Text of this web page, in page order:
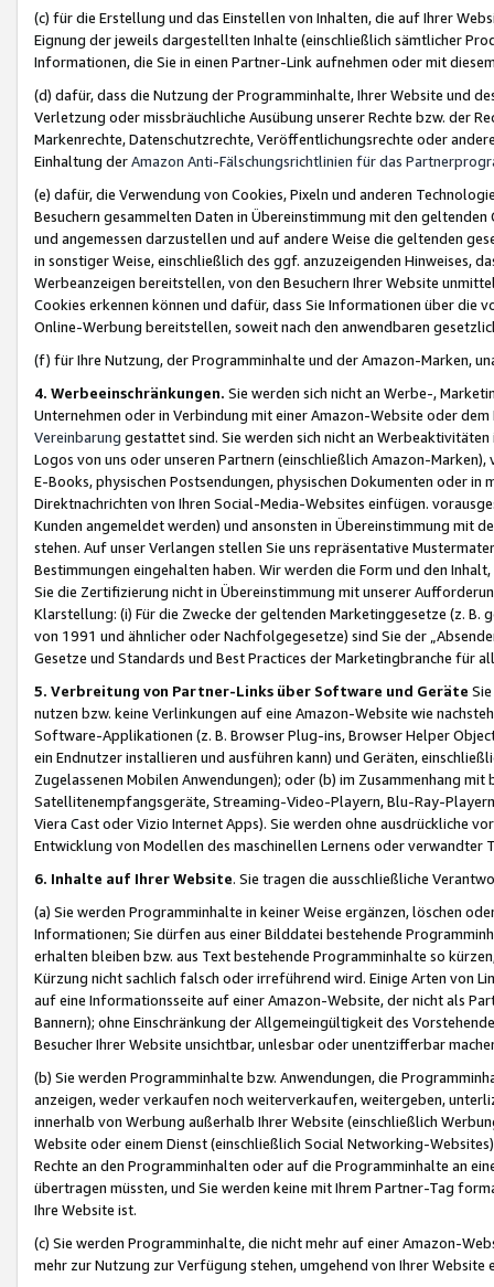
(c) für die Erstellung und das Einstellen von Inhalten, die auf Ihrer
Eignung der jeweils dargestellten Inhalte (einschließlich sämtlicher
Informationen, die Sie in einen Partner-Link aufnehmen oder mit
(d) dafür, dass die Nutzung der Programminhalte, Ihrer Website und
Verletzung oder missbräuchliche Ausübung unserer Rechte bzw. der
Markenrechte, Datenschutzrechte, Veröffentlichungsrechte oder
Einhaltung derAmazon Anti-Fälschungsrichtlinien für das
(e) dafür, die Verwendung von Cookies, Pixeln und anderen
Besuchern gesammelten Daten in Übereinstimmung mit den
und angemessen darzustellen und auf andere Weise die geltenden
in sonstiger Weise, einschließlich des ggf. anzuzeigenden Hinweises,
Werbeanzeigen bereitstellen, von den Besuchern Ihrer Website
Cookies erkennen können und dafür, dass Sie Informationen über die
Online-Werbung bereitstellen, soweit nach den anwendbaren
(f) für Ihre Nutzung, der Programminhalte und der Amazon-Marken,
4. Werbeeinschränkungen. Sie werden sich nicht an Werbe-,
Unternehmen oder in Verbindung mit einer Amazon-Website oder
Vereinbarung gestattet sind. Sie werden sich nicht an
Logos von uns oder unseren Partnern (einschließlich Amazon-
E-Books, physischen Postsendungen, physischen Dokumenten oder in
Direktnachrichten von Ihren Social-Media-Websites einfügen.
Kunden angemeldet werden) und ansonsten in Übereinstimmung mit
stehen. Auf unser Verlangen stellen Sie uns repräsentative
Bestimmungen eingehalten haben. Wir werden die Form und den
Sie die Zertifizierung nicht in Übereinstimmung mit unserer
Klarstellung: (i) Für die Zwecke der geltenden Marketinggesetze (z. B.
von 1991 und ähnlicher oder Nachfolgegesetze) sind Sie der
Gesetze und Standards und Best Practices der Marketingbranche für
5. Verbreitung von Partner-Links über Software und Geräte
nutzen bzw. keine Verlinkungen auf eine Amazon-Website wie
Software-Applikationen (z. B. Browser Plug-ins, Browser Helper
ein Endnutzer installieren und ausführen kann) und Geräten,
Zugelassenen Mobilen Anwendungen); oder (b) im Zusammenhang
Satellitenempfangsgeräte, Streaming-Video-Playern, Blu-Ray-
Viera Cast oder Vizio Internet Apps). Sie werden ohne ausdrückliche
Entwicklung von Modellen des maschinellen Lernens oder
6. Inhalte auf Ihrer Website. Sie tragen die ausschließliche
(a) Sie werden Programminhalte in keiner Weise ergänzen, löschen
Informationen; Sie dürfen aus einer Bilddatei bestehende
erhalten bleiben bzw. aus Text bestehende Programminhalte so
Kürzung nicht sachlich falsch oder irreführend wird. Einige Arten von
auf eine Informationsseite auf einer Amazon-Website, der nicht als
Bannern); ohne Einschränkung der Allgemeingültigkeit des
Besucher Ihrer Website unsichtbar, unlesbar oder unentzifferbar
(b) Sie werden Programminhalte bzw. Anwendungen, die
anzeigen, weder verkaufen noch weiterverkaufen, weitergeben,
innerhalb von Werbung außerhalb Ihrer Website (einschließlich
Website oder einem Dienst (einschließlich Social Networking-
Rechte an den Programminhalten oder auf die Programminhalte an
übertragen müssten, und Sie werden keine mit Ihrem Partner-Tag
Ihre Website ist.
(c) Sie werden Programminhalte, die nicht mehr auf einer Amazon-
mehr zur Nutzung zur Verfügung stehen, umgehend von Ihrer